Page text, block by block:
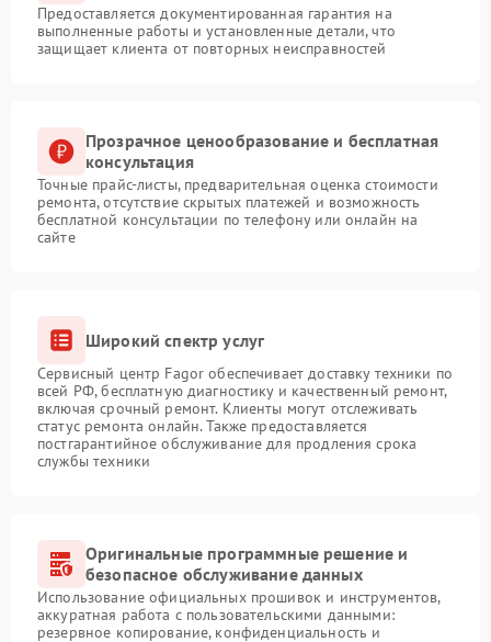
Предоставляется документированная гарантия на
выполненные работы и установленные детали, что
защищает клиента от повторных неисправностей
Прозрачное ценообразование и бесплатная
консультация
Точные прайс-листы, предварительная оценка стоимости
ремонта, отсутствие скрытых платежей и возможность
бесплатной консультации по телефону или онлайн на
сайте
Широкий спектр услуг
Сервисный центр Fagor обеспечивает доставку техники по
всей РФ, бесплатную диагностику и качественный ремонт,
включая срочный ремонт. Клиенты могут отслеживать
статус ремонта онлайн. Также предоставляется
постгарантийное обслуживание для продления срока
службы техники
Оригинальные программные решение и
безопасное обслуживание данных
Использование официальных прошивок и инструментов,
аккуратная работа с пользовательскими данными:
резервное копирование, конфиденциальность и